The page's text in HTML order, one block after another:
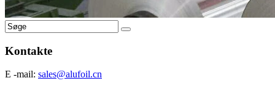
Kontakte
E -mail: sales@alufoil.cn